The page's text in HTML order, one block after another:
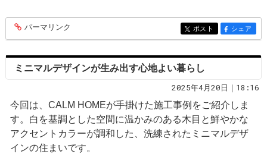
entry366
パーマリンク entry366
ポスト entry366
シェア
ミニマルデザインが生み出す心地よい暮らし
2025年4月20日｜18:16
今回は、CALM HOMEが手掛けた施工事例をご紹介しま
す。白を基調とした空間に温かみのある木目と鮮やかな
アクセントカラーが調和した、洗練されたミニマルデザ
インの住まいです。